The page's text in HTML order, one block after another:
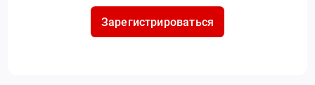
Зарегистрироваться